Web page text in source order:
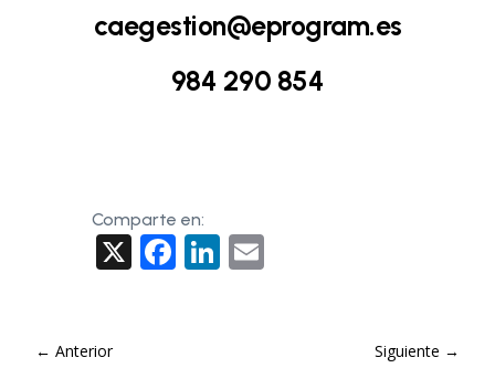
caegestion@eprogram.es
984 290 854
Comparte en:
X
F
Li
←Anterior Siguiente →